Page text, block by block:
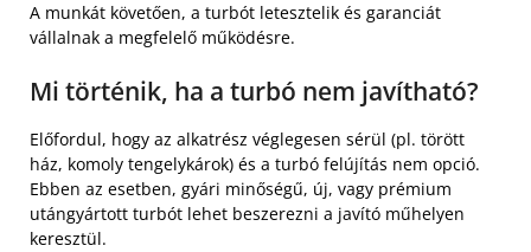
A munkát követően, a turbót letesztelik és garanciát
vállalnak a megfelelő működésre.
Mi történik, ha a turbó nem javítható?
Előfordul, hogy az alkatrész véglegesen sérül (pl. törött
ház, komoly tengelykárok) és a turbó felújítás nem opció.
Ebben az esetben, gyári minőségű, új, vagy prémium
utángyártott turbót lehet beszerezni a javító műhelyen
keresztül.